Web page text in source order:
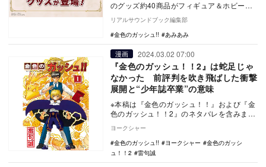
のグッズ約40商品がフィギュア＆ホビー通
リアルサウンドブック編集部
金色のガッシュ!!
あみあみ
漫画 2024.03.02 07:00
『金色のガッシュ！！2』は蛇足じゃ
なかった 前評判を吹き飛ばした衝撃
展開と“少年誌卒業”の意味
※本稿は『金色のガッシュ！！』および『金
色のガッシュ！！2』のネタバレを含みま
サ…
ヨークシャー
金色のガッシュ!!
ヨークシャー
金色のガッシ
ュ！！2
雷句誠